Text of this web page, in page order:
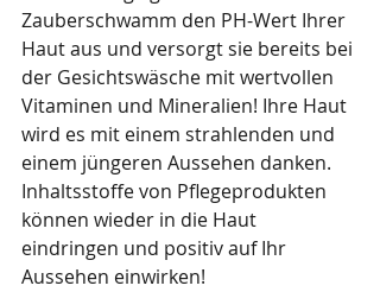
Zauberschwamm den PH-Wert Ihrer
Haut aus und versorgt sie bereits bei
der Gesichtswäsche mit wertvollen
Vitaminen und Mineralien! Ihre Haut
wird es mit einem strahlenden und
einem jüngeren Aussehen danken.
Inhaltsstoffe von Pflegeprodukten
können wieder in die Haut
eindringen und positiv auf Ihr
Aussehen einwirken!